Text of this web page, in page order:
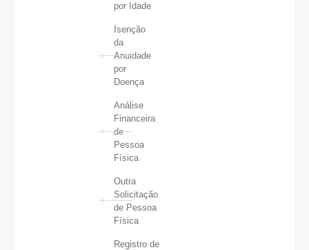
por Idade
Isenção
da
Anuidade
por
Doença
Análise
Financeira
de
Pessoa
Física
Outra
Solicitação
de Pessoa
Física
Registro de